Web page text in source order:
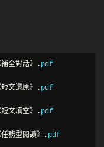
全對話》. pdf
文還原》. pdf
文填空》. pdf
務型閱讀》. pdf